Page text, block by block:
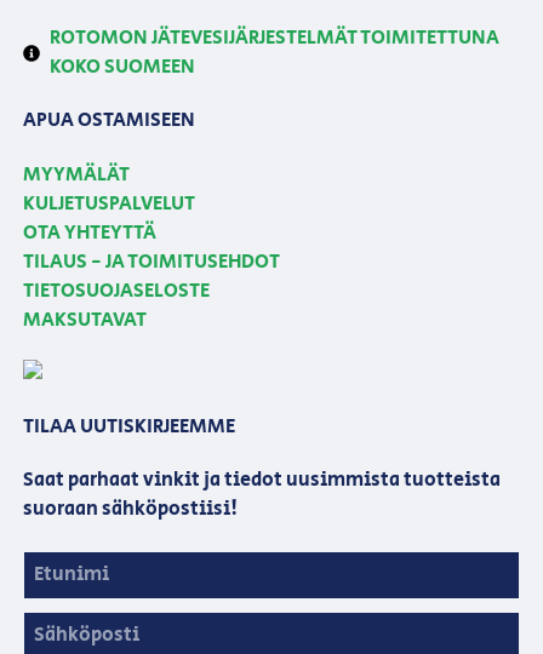
ROTOMON JÄTEVESIJÄRJESTELMÄT TOIMITETTUNA
KOKO SUOMEEN
APUA OSTAMISEEN
MYYMÄLÄT
KULJETUSPALVELUT
OTA YHTEYTTÄ
TILAUS - JA TOIMITUSEHDOT
TIETOSUOJASELOSTE
MAKSUTAVAT
TILAA UUTISKIRJEEMME
Saat parhaat vinkit ja tiedot uusimmista tuotteista
suoraan sähköpostiisi!